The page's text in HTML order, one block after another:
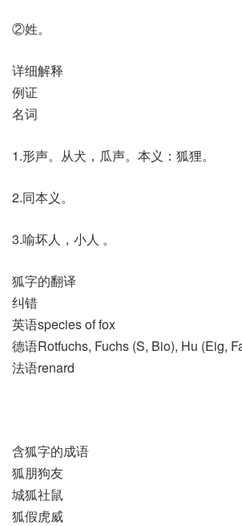
②姓。
详细解释
例证
名词
1.形声。从犬，瓜声。本义：狐狸。
2.同本义。
3.喻坏人，小人 。
狐字的翻译
纠错
英语species of fox
德语Rotfuchs, Fuchs (S, Bio)​, Hu (Eig,
法语renard
含狐字的成语
狐朋狗友
城狐社鼠
狐假虎威